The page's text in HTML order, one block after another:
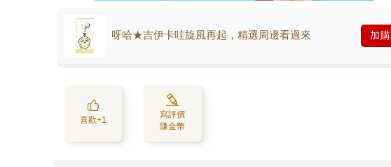
呀哈★吉伊卡哇旋風再起，精選周邊看過來 加購
喜歡+1
寫評價
賺金幣